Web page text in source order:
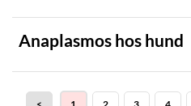
Anaplasmos hos hund